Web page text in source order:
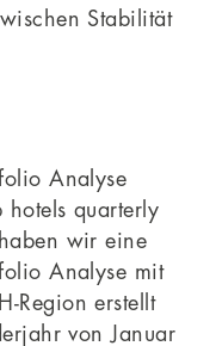
Stabilität
Analyse
hotels quarterly
wir eine
Analyse mit
Region erstellt
von Januar